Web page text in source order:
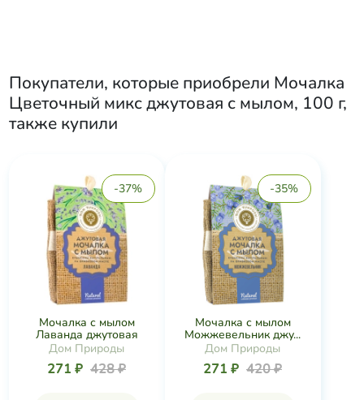
Покупатели, которые приобрели Мочалка
Цветочный микс джутовая с мылом, 100 г,
также купили
-37%
Мочалка с мылом
Лаванда джутовая
Дом Природы
271 ₽ 428 ₽
-35%
Мочалка с мылом
Можжевельник джу...
Дом Природы
271 ₽ 420 ₽